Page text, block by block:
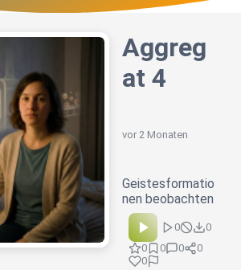
Aggreg
at 4
vor 2 Monaten
Geistesformatio
nen beobachten
0
0
0
0 0
0
0